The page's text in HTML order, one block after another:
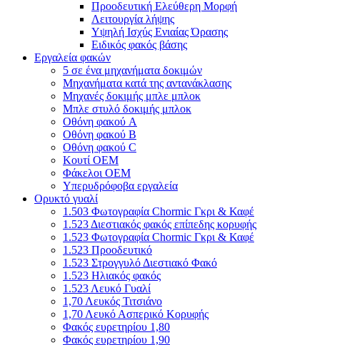
Προοδευτική Ελεύθερη Μορφή
Λειτουργία λήψης
Υψηλή Ισχύς Ενιαίας Όρασης
Ειδικός φακός βάσης
Εργαλεία φακών
5 σε ένα μηχανήματα δοκιμών
Μηχανήματα κατά της αντανάκλασης
Μηχανές δοκιμής μπλε μπλοκ
Μπλε στυλό δοκιμής μπλοκ
Οθόνη φακού A
Οθόνη φακού Β
Οθόνη φακού C
Κουτί OEM
Φάκελοι OEM
Υπερυδρόφοβα εργαλεία
Ορυκτό γυαλί
1.503 Φωτογραφία Chormic Γκρι & Καφέ
1.523 Διεστιακός φακός επίπεδης κορυφής
1.523 Φωτογραφία Chormic Γκρι & Καφέ
1.523 Προοδευτικό
1.523 Στρογγυλό Διεστιακό Φακό
1.523 Ηλιακός φακός
1.523 Λευκό Γυαλί
1,70 Λευκός Τιτσιάνο
1,70 Λευκό Ασπερικό Κορυφής
Φακός ευρετηρίου 1,80
Φακός ευρετηρίου 1,90